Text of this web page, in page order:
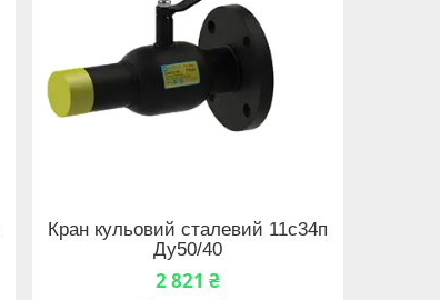
Кран кульовий сталевий 11с34п
Ду50/40
2 821 ₴